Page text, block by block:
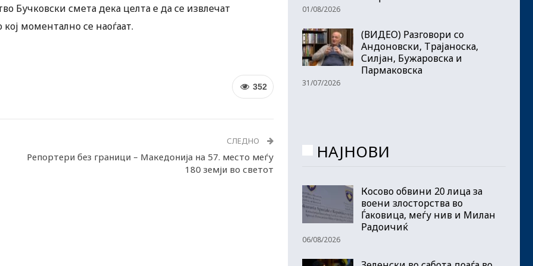
Бучковски смета дека целта е да се извлечат
моментално се наоѓаат.
352
СЛЕДНО
Репортери без граници – Македонија на 57. место меѓу
180 земји во светот
01/08/2026
(ВИДЕО) Разговори со
Андоновски, Трајаноска,
Силјан, Бужаровска и
Пармаковска
31/07/2026
НАЈНОВИ
Косово обвини 20 лица за
воени злосторства во
Ѓаковица, меѓу нив и Милан
Радоичиќ
06/08/2026